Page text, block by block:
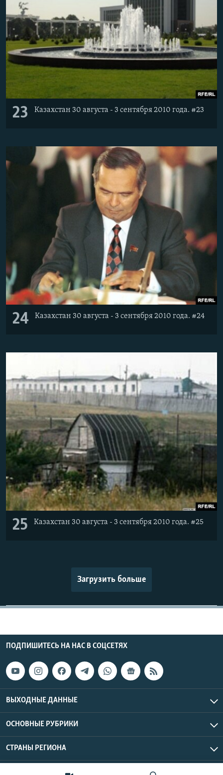
23 Казахстан 30 августа - 3 сентября 2010 года. #23
24 Казахстан 30 августа - 3 сентября 2010 года. #24
25 Казахстан 30 августа - 3 сентября 2010 года. #25
Загрузить больше
ПОДПИШИТЕСЬ НА НАС В СОЦСЕТЯХ
ВЫХОДНЫЕ ДАННЫЕ
ОСНОВНЫЕ РУБРИКИ
СТРАНЫ РЕГИОНА